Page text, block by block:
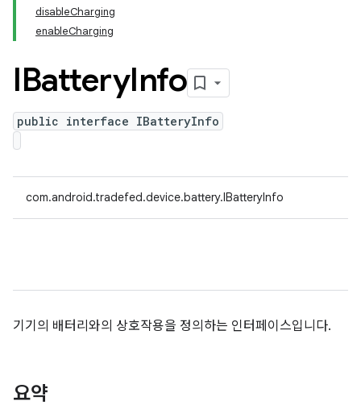
disableCharging
enableCharging
IBatteryInfo
public interface IBatteryInfo
com.android.tradefed.device.battery.IBatteryInfo
기기의 배터리와의 상호작용을 정의하는 인터페이스입니다.
요약